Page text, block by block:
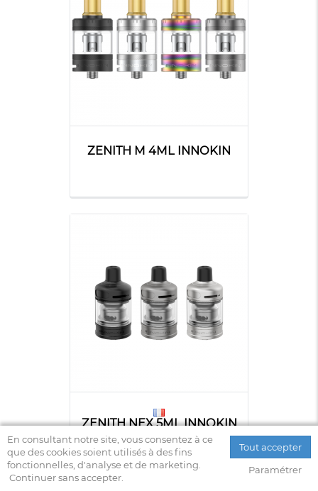
ZENITH M 4ML INNOKIN
ZENITH NEX 5ML INNOKIN
En consultant notre site, vous consentez à ce
que des cookies soient utilisés à des fins
fonctionnelles, d'analyse et de marketing.
Continuer sans accepter.
Tout accepter
Paramétrer